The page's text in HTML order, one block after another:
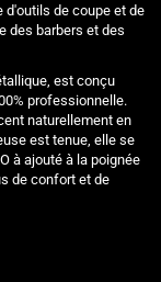
d'outils de coupe et de
des barbers et des
est conçu
professionnelle.
naturellement en
est tenue, elle se
à ajouté à la poignée
de confort et de